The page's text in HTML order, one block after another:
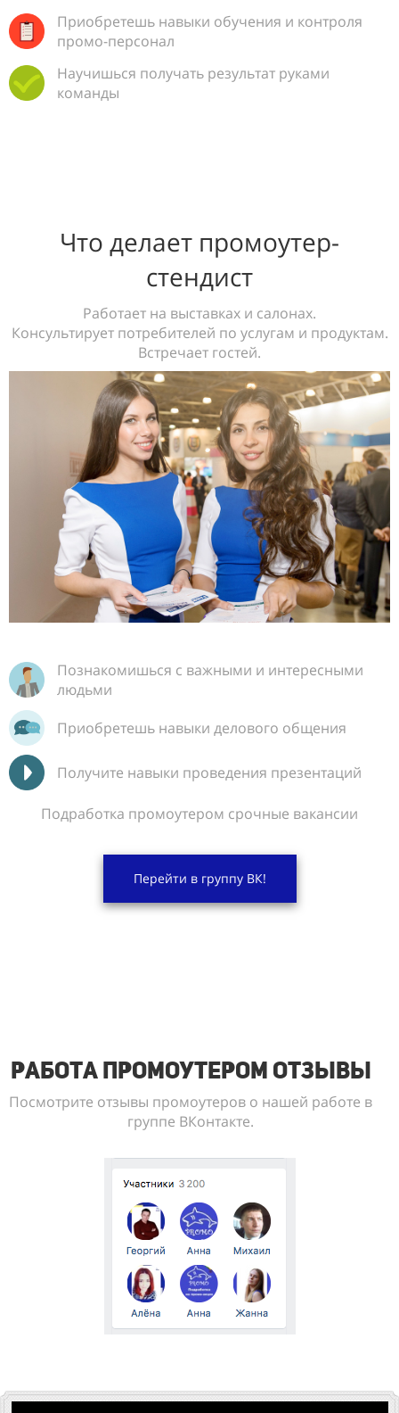
Приобретешь навыки обучения и контроля
промо-персонал
Научишься получать результат руками
команды
Что делает промоутер-
стендист
Работает на выставках и салонах.
Консультирует потребителей по услугам и продуктам.
Встречает гостей.
Познакомишься с важными и интересными
людьми
Приобретешь навыки делового общения
Получите навыки проведения презентаций
Подработка промоутером срочные вакансии
Перейти в группу ВК!
Работа промоутером отзывы
Посмотрите отзывы промоутеров о нашей работе в
группе ВКонтакте.